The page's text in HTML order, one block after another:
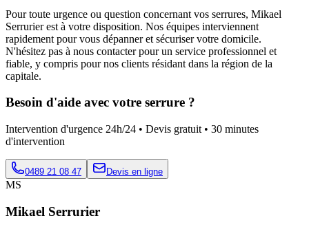
Pour toute urgence ou question concernant vos serrures, Mikael
Serrurier est à votre disposition. Nos équipes interviennent
rapidement pour vous dépanner et sécuriser votre domicile.
N'hésitez pas à nous contacter pour un service professionnel et
fiable, y compris pour nos clients résidant dans la région de la
capitale.
Besoin d'aide avec votre serrure ?
Intervention d'urgence 24h/24 • Devis gratuit • 30 minutes
d'intervention
0489 21 08 47 Devis en ligne
MS
Mikael Serrurier